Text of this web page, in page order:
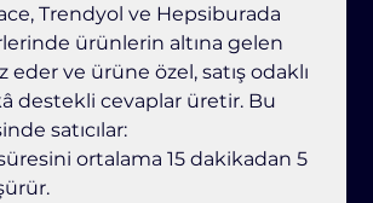
Trendyol ve Hepsiburada
ürünlerin altına gelen
eder ve ürüne özel, satış odaklı
destekli cevaplar üretir. Bu
satıcılar:
ortalama 15 dakikadan 5